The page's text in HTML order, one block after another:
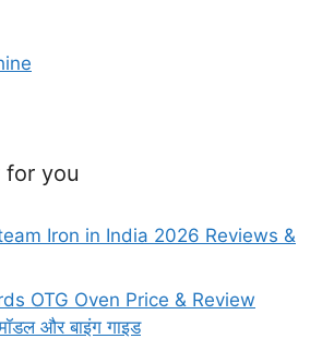
for you
Iron in India 2026 Reviews &
OTG Oven Price & Review
और बाइंग गाइड